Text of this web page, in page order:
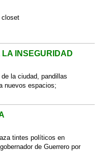
closet
LA INSEGURIDAD
la ciudad, pandillas
nuevos espacios;
tintes políticos en
de Guerrero por